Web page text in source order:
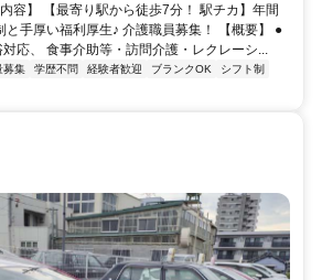
内容】 【最寄り駅から徒歩7分！ 駅チカ】年間
手厚い福利厚生♪ 介護職員募集！ 【概要】 ●
応、 食事介助等・訪問介護・レクレーシ...
募集 学歴不問 経験者歓迎 ブランクOK
シフト制